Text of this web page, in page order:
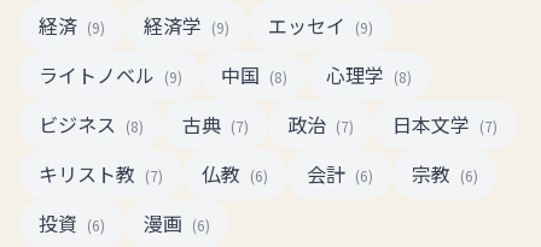
経済 (9) 経済学 (9) エッセイ (9)
ライトノベル (9) 中国 (8) 心理学 (8)
ビジネス (8) 古典 (7) 政治 (7) 日本文学 (7)
キリスト教 (7) 仏教 (6) 会計 (6) 宗教 (6)
投資 (6) 漫画 (6)